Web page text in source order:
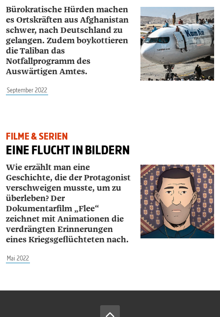
Bürokratische Hürden machen
es Ortskräften aus Afghanistan
schwer, nach Deutschland zu
gelangen. Zudem boykottieren
die Taliban das
Notfallprogramm des
Auswärtigen Amtes.
September 2022
FILME & SERIEN
EINE FLUCHT IN BILDERN
Wie erzählt man eine
Geschichte, die der Protagonist
verschweigen musste, um zu
überleben? Der
Dokumentarfilm „Flee“
zeichnet mit Animationen die
verdrängten Erinnerungen
eines Kriegsgeflüchteten nach.
Mai 2022